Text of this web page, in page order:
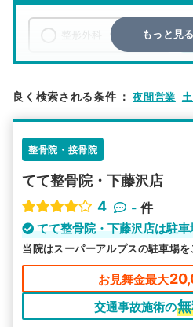
検索す
駅から探す
もっと見る
良く検索される条件 ： 夜間営業
整骨院・接骨院
てて整骨院・下藤沢店
4
- 件
てて整骨院・下藤沢店は駐
当院はスーパーアルプスの駐車場を
お見舞金最大
交通事故施術の